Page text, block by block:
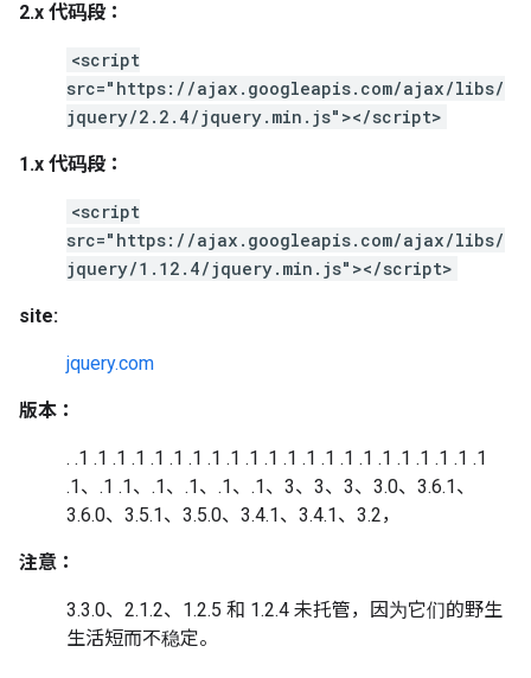
2.x 代码段：
<script
src="https://ajax.googleapis.com/ajax/libs/
jquery/2.2.4/jquery.min.js"></script>
1.x 代码段：
<script
src="https://ajax.googleapis.com/ajax/libs/
jquery/1.12.4/jquery.min.js"></script>
site:
jquery.com
版本：
. .1 .1 .1 .1 .1 .1 .1 .1 .1 .1 .1 .1 .1 .1 .1 .1 .1 .1 .1 .1 .1 .1
.1、.1 .1、.1、.1、.1、.1、3、3、3、3.0、3.6.1、
3.6.0、3.5.1、3.5.0、3.4.1、3.4.1、3.2，
注意：
3.3.0、2.1.2、1.2.5 和 1.2.4 未托管，因为它们的野生
生活短而不稳定。